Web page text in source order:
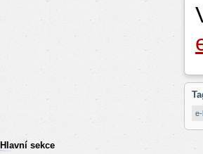
Hlavní sekce